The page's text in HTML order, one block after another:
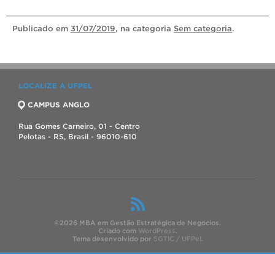
Publicado em 31/07/2019, na categoria Sem categoria.
LOCALIZE A UFPEL
CAMPUS ANGLO
Rua Gomes Carneiro, 01 - Centro
Pelotas - RS, Brasil - 96010-610
©2026 MBA em Gestão Estratégica de Negócios.
Criado com WordPress.
Tema desenvolvido por SGTIC / UFPel.